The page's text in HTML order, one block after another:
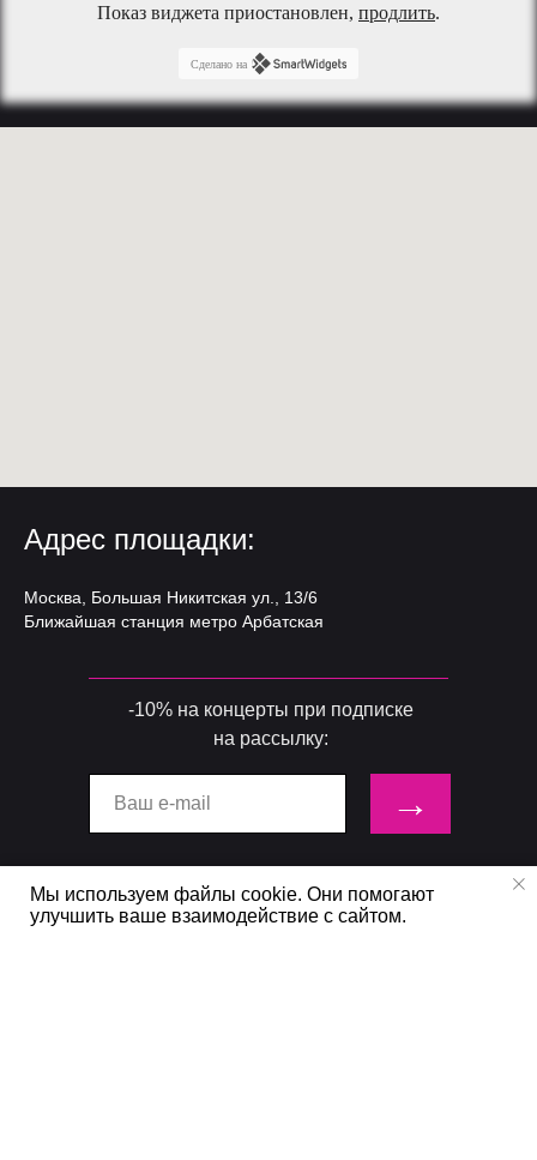
Показ виджета приостановлен, продлить.
Сделано на
Адрес площадки:
Москва, Большая Никитская ул., 13/6
Ближайшая станция метро Арбатская
-10% на концерты при подписке
на рассылку:
→
Вся афиша, акции у нас
в социальных сетях
Мы используем файлы cookie. Они помогают
улучшить ваше взаимодействие с сайтом.